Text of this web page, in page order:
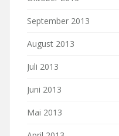
September 2013
August 2013
Juli 2013
Juni 2013
Mai 2013